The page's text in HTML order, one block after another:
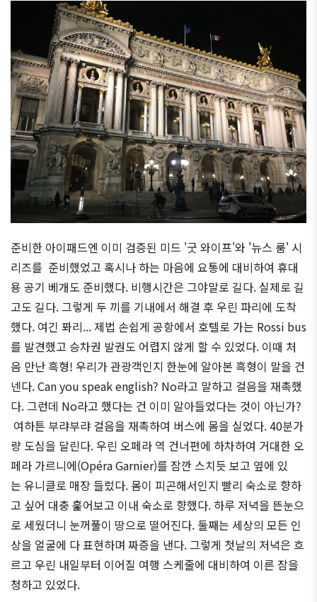
준비한 아이패드엔 이미 검증된 미드 '굿 와이프'와 '뉴스 룸' 시
리즈를 준비했었고 혹시나 하는 마음에 요통에 대비하여 휴대
용 공기 베개도 준비했다. 비행시간은 그야말로 길다. 실제로 길
고도 길다. 그렇게 두 끼를 기내에서 해결 후 우린 파리에 도착
했다. 여긴 퐈리... 제법 손쉽게 공항에서 호텔로 가는 Rossi bus
를 발견했고 승차권 발권도 어렵지 않게 할 수 있었다. 이때 처
음 만난 흑형! 우리가 관광객인지 한눈에 알아본 흑형이 말을 건
넨다. Can you speak english? No라고 말하고 걸음을 재촉했
다. 그런데 No라고 했다는 건 이미 알아들었다는 것이 아닌가?
여하튼 부랴부랴 걸음을 재촉하여 버스에 몸을 실었다. 40분가
량 도심을 달린다. 우린 오페라 역 건너편에 하차하여 거대한 오
페라 가르니에(Opéra Garnier)를 잠깐 스치듯 보고 옆에 있
는 유니클로 매장 들렀다. 몸이 피곤해서인지 빨리 숙소로 향하
고 싶어 대충 훑어보고 이내 숙소로 향했다. 하루 저녁을 뜬눈으
로 세웠더니 눈꺼풀이 땅으로 떨어진다. 둘째는 세상의 모든 인
상을 얼굴에 다 표현하며 짜증을 낸다. 그렇게 첫날의 저녁은 흐
르고 우린 내일부터 이어질 여행 스케줄에 대비하여 이른 잠을
청하고 있었다.